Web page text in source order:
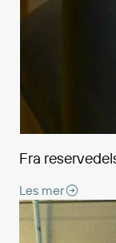
Fra
Les mer